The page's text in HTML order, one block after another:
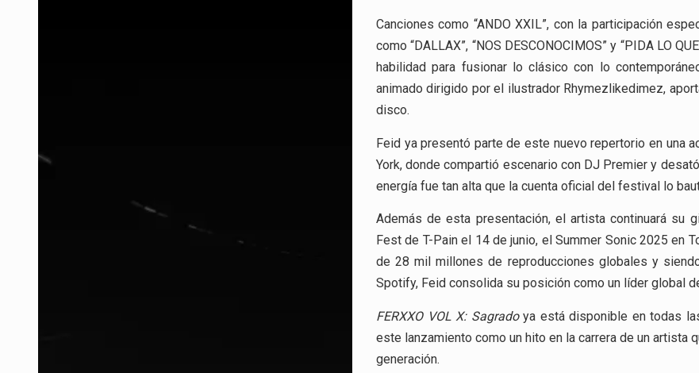
Canciones como “ANDO XXIL”, con la participación
como “DALLAX”, “NOS DESCONOCIMOS” y “PIDA LO
habilidad para fusionar lo clásico con lo
animado dirigido por el ilustrador Rhymezlikedimez,
disco.
Feid ya presentó parte de este nuevo repertorio en una
York, donde compartió escenario con DJ Premier y
energía fue tan alta que la cuenta oficial del festival lo
Además de esta presentación, el artista continuará su
Fest de T-Pain el 14 de junio, el Summer Sonic 2025 en
de 28 mil millones de reproducciones globales y
Spotify, Feid consolida su posición como un líder global
FERXXO VOL X: Sagradoya está disponible en todas
este lanzamiento como un hito en la carrera de un artista
generación.